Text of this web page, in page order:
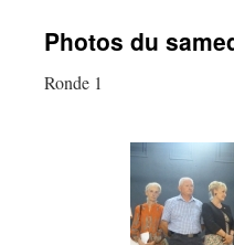
Photos du
Ronde 1